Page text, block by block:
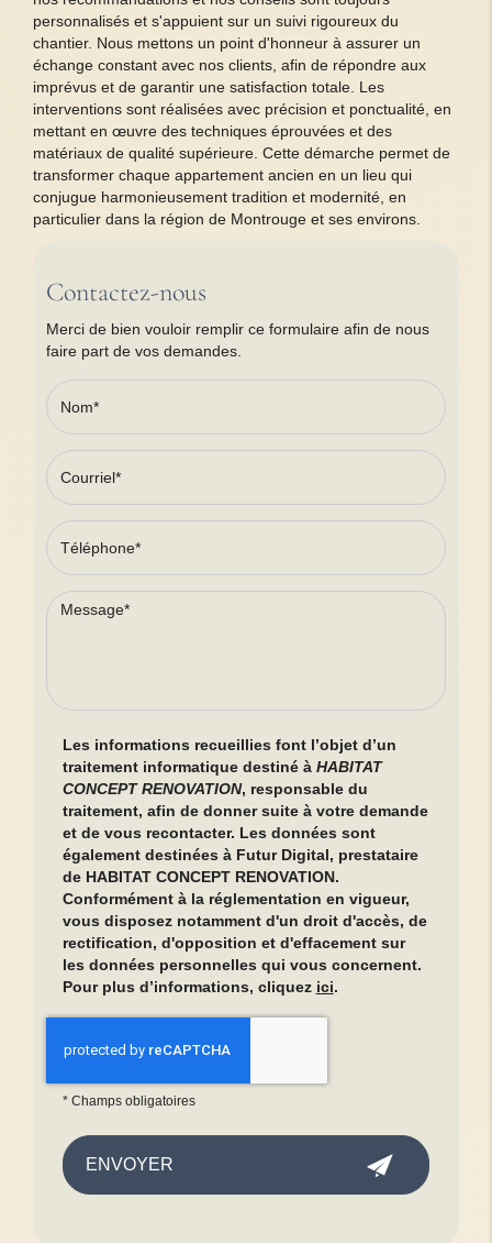
personnalisés et s'appuient sur un suivi rigoureux du
chantier. Nous mettons un point d'honneur à assurer un
échange constant avec nos clients, afin de répondre aux
imprévus et de garantir une satisfaction totale. Les
interventions sont réalisées avec précision et ponctualité, en
mettant en œuvre des techniques éprouvées et des
matériaux de qualité supérieure. Cette démarche permet de
transformer chaque appartement ancien en un lieu qui
conjugue harmonieusement tradition et modernité, en
particulier dans la région de Montrouge et ses environs.
Contactez-nous
Merci de bien vouloir remplir ce formulaire afin de nous
faire part de vos demandes.
Les informations recueillies font l’objet d’un
traitement informatique destiné àHABITAT
CONCEPT RENOVATION, responsable du
traitement, afin de donner suite à votre demande
et de vous recontacter. Les données sont
également destinées à Futur Digital, prestataire
de HABITAT CONCEPT RENOVATION.
Conformément à la réglementation en vigueur,
vous disposez notamment d'un droit d'accès, de
rectification, d'opposition et d'effacement sur
les données personnelles qui vous concernent.
Pour plus d’informations, cliquez ici.
* Champs obligatoires